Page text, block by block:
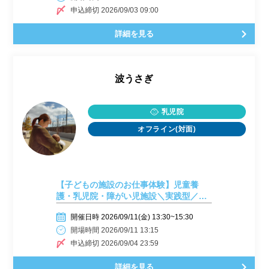
申込締切 2026/09/03 09:00
詳細を見る
波うさぎ
乳児院
オフライン(対面)
【子どもの施設のお仕事体験】児童養
護・乳児院・障がい児施設＼実践型／【9
開催日時 2026/09/11(金) 13:30~15:30
開場時間 2026/09/11 13:15
申込締切 2026/09/04 23:59
詳細を見る